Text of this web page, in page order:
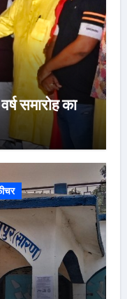
समारोह का